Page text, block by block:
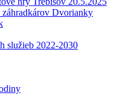
Dvorianky
služieb 2022-2030